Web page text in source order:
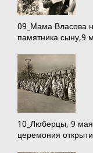
09_Мама Власова
памятника сыну,9
10_Люберцы, 9
церемония